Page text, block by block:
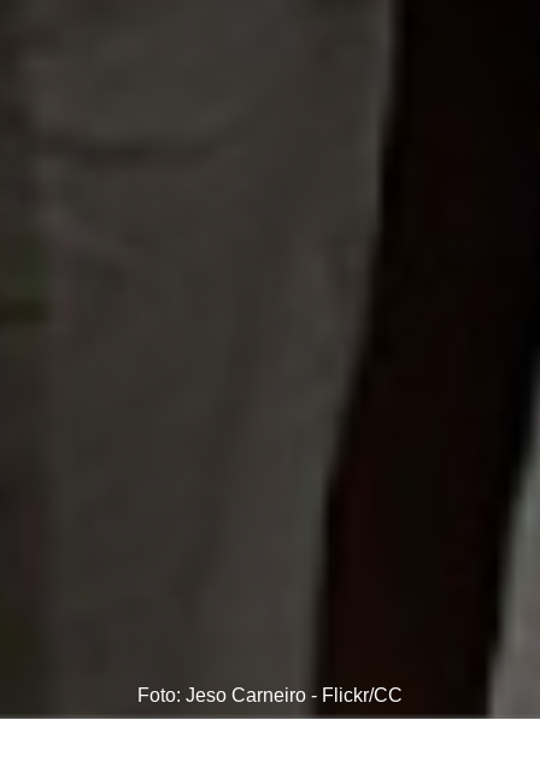
Foto: Jeso Carneiro - Flickr/CC